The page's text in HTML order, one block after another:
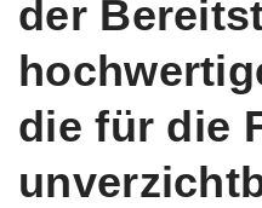
der
die für die